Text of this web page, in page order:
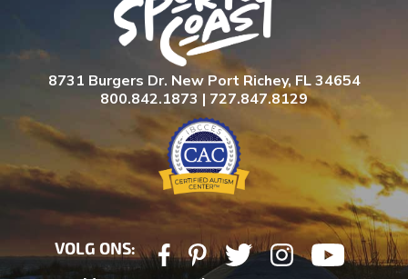
8731 Burgers Dr. New Port Richey, FL 34654
800.842.1873 | 727.847.8129
VOLG ONS: